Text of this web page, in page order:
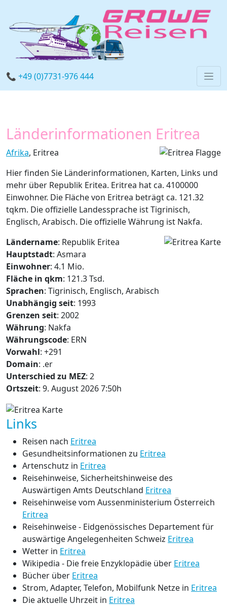
📞 +49 (0)7731-976 444
Länderinformationen Eritrea
Afrika, Eritrea
Hier finden Sie Länderinformationen, Karten, Links und
mehr über Republik Eritea. Eritrea hat ca. 4100000
Einwohner. Die Fläche von Eritrea beträgt ca. 121.32
tqkm. Die offizielle Landessprache ist Tigrinisch,
Englisch, Arabisch. Die offizielle Währung ist Nakfa.
Ländername: Republik Eritea
Hauptstadt: Asmara
Einwohner: 4.1 Mio.
Fläche in qkm: 121.3 Tsd.
Sprachen: Tigrinisch, Englisch, Arabisch
Unabhängig seit: 1993
Grenzen seit: 2002
Währung: Nakfa
Währungscode: ERN
Vorwahl: +291
Domain: .er
Unterschied zu MEZ: 2
Ortszeit: 9. August 2026 7:50h
Links
Reisen nach Eritrea
Gesundheitsinformationen zu Eritrea
Artenschutz in Eritrea
Reisehinweise, Sicherheitshinweise des
Auswärtigen Amts Deutschland Eritrea
Reisehinweise vom Aussenministerium Österreich
Eritrea
Reisehinweise - Eidgenössisches Departement für
auswärtige Angelegenheiten Schweiz Eritrea
Wetter in Eritrea
Wikipedia - Die freie Enzyklopädie über Eritrea
Bücher über Eritrea
Strom, Adapter, Telefon, Mobilfunk Netze in Eritrea
Die aktuelle Uhrzeit in Eritrea